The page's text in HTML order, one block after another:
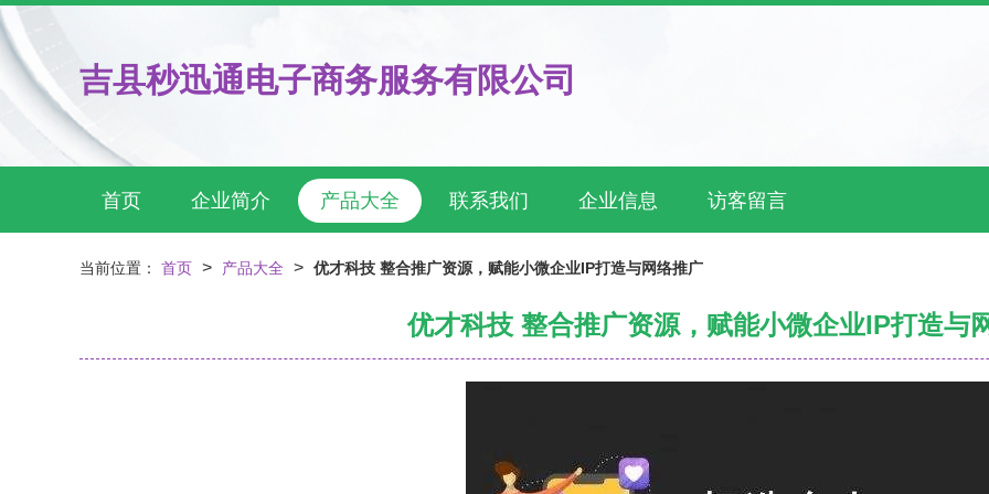
吉县秒迅通电子商务服务有限公司
首页 企业简介 产品大全 联系我们 企业信息 访客留言
当前位置： 首页 > 产品大全 > 优才科技 整合推广资源，赋能小微企业IP打造与网络推广
优才科技 整合推广资源，赋能小微企业IP打造与